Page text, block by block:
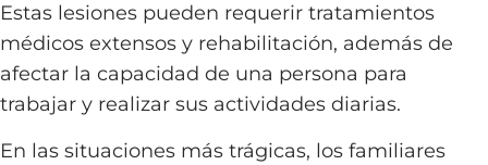
Estas lesiones pueden requerir tratamientos
médicos extensos y rehabilitación, además de
afectar la capacidad de una persona para
trabajar y realizar sus actividades diarias.
En las situaciones más trágicas, los familiares